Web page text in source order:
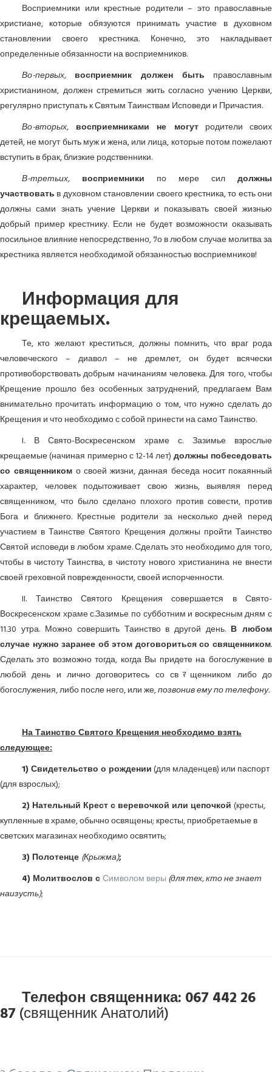
Восприемники или крестные родители – это православные
христиане, которые обязуются принимать участие в духовном
становлении своего крестника. Конечно, это накладывает
определенные обязанности на восприемников.
Во-первых,
восприемник должен быть православным
христианином, должен стремиться жить согласно учению Церкви,
регулярно приступать к Святым Таинствам Исповеди и Причастия.
Во-вторых, восприемниками не могутродители своих
детей, не могут быть муж и жена, или лица, которые потом пожелают
вступить в брак, близкие родственники.
В-третьих,
восприемники по мере сил должны
участвовать в духовном становлении своего крестника, то есть они
должны сами знать учение Церкви и показывать своей жизнью
добрый пример крестнику. Если не будет возможности оказывать
посильное влияние непосредственно, ﾂо в любом случае молитва за
крестника является необходимой обязанностью восприемников!
Информация для
крещаемых.
Те, кто желают креститься, должны помнить, что враг рода
человеческого – диавол – не дремлет, он будет всячески
противоборствовать добрым начинаниям человека. Для того, чтобы
Крещение прошло без особенных затруднений, предлагаем Вам
внимательно прочитать информацию о том, что нужно сделать до
Крещения и что необходимо с собой принести на само Таинство.
I. В Свято-Воскресенском храме с. Зазимье взрослые
крещаемые (начиная примерно с 12-14 лет) должны побеседовать
со священником о своей жизни, данная беседа носит покаянный
характер, человек подытоживает свою жизнь, выявляя перед
священником, что было сделано плохого против совести, против
Бога и ближнего. Крестные родители за несколько дней перед
участием в Таинстве Святого Крещения должны пройти Таинство
Святой исповеди в любом храме. Сделать это необходимо для того,
чтобы в чистоту Таинства, в чистоту нового христианина не внести
своей греховной поврежденности, своей испорченности.
II. Таинство Святого Крещения совершается в Свято-
Воскресенском храме с.Зазимье по субботним и воскресным дням с
11.30 утра. Можно совершить Таинство в другой день. В любом
случае нужно заранее об этом договориться со священником.
Сделать это возможно тогда, когда Вы придете на богослужение в
любой день и лично договоритесь со свﾏщенником либо до
богослужения, либо после него, или же,позвонив ему по телефону.
На Таинство Святого Крещения необходимо взять
следующее:
1) Свидетельство о рождении(для младенцев) или паспорт
(для взрослых);
2) Нательный Крест с веревочкой или цепочкой (кресты,
купленные в храме, обычно освящены; кресты, приобретаемые в
светских магазинах необходимо освятить;
3) Полотенце (Крыжма);
4) Молитвослов сСимволом веры (для тех, кто не знает
наизусть);
Телефон священника: 067 442 26
87 (священник Анатолий)